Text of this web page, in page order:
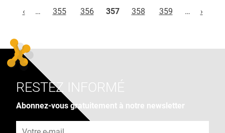
‹
… 355 356 357 358 359 … ›
RESTEZ INFORMÉ
Abonnez-vous gratuitement à notre newsletter